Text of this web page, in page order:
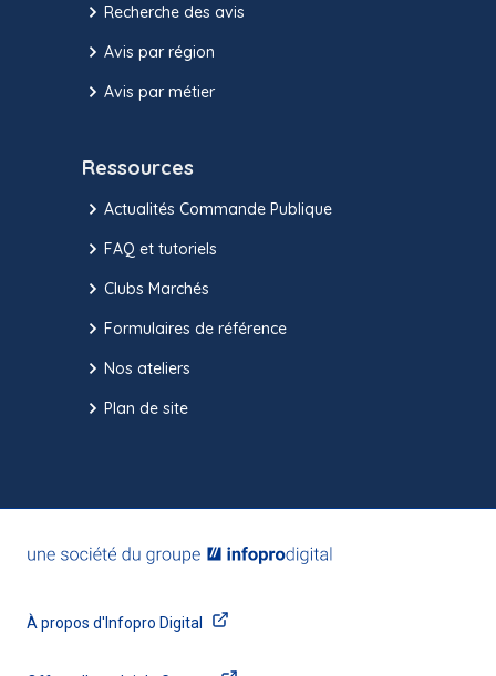
Recherche des avis
Avis par région
Avis par métier
Ressources
Actualités Commande Publique
FAQ et tutoriels
Clubs Marchés
Formulaires de référence
Nos ateliers
Plan de site